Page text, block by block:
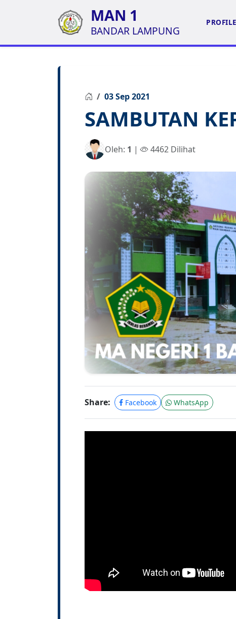
MAN 1
BANDAR LAMPUNG
PROFILE
03 Sep 2021
SAMBUTAN
Oleh: 1 | 4462 Dilihat
Share: Facebook WhatsApp